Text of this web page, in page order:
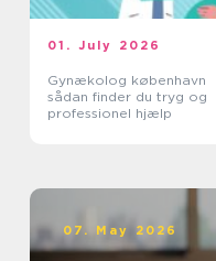
01. July 2026
Gynækolog københavn
sådan finder du tryg og
professionel hjælp
07. May 2026